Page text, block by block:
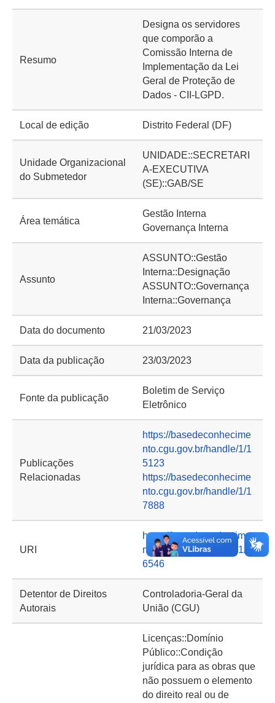
Resumo
Designa os servidores
que comporão a
Comissão Interna de
Implementação da Lei
Geral de Proteção de
Dados - CII-LGPD.
Local de edição Distrito Federal (DF)
Unidade Organizacional
do Submetedor
UNIDADE::SECRETARI
A-EXECUTIVA
(SE)::GAB/SE
Área temática
Gestão Interna
Governança Interna
Assunto
ASSUNTO::Gestão
Interna::Designação
ASSUNTO::Governança
Interna::Governança
Data do documento 21/03/2023
Data da publicação 23/03/2023
Fonte da publicação
Boletim de Serviço
Eletrônico
Publicações
Relacionadas
https://basedeconhecime
nto.cgu.gov.br/handle/1/1
5123
https://basedeconhecime
nto.cgu.gov.br/handle/1/1
7888
URI
https://basedeconhecime
nto.cgu.gov.br/handle/1/1
6546
Detentor de Direitos
Autorais
Controladoria-Geral da
União (CGU)
Licenças::Domínio
Público::Condição
jurídica para as obras que
não possuem o elemento
do direito real ou de